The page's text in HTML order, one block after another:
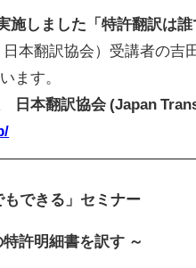
施しました「特許翻訳は
本翻訳協会）受講者の
ます。
日本翻訳協会 (Japan
きる」セミナー
特許明細書を訳す ～